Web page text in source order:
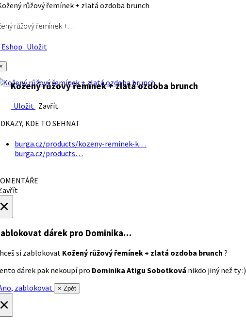
růžový řemínek +…
Uložit
Kožený růžový řemínek + zlatá ozdoba brunch
Uložit Zavřít
KDE TO SEHNAT
burga.cz/products/kozeny-reminek-k…
burga.cz/products…
dárek pro Dominika…
si zablokovat Kožený růžový řemínek + zlatá ozdoba brunch ?
dárek pak nekoupí pro Dominika Atigu Sobotková nikdo jiný než ty :)
zablokovat
× Zpět